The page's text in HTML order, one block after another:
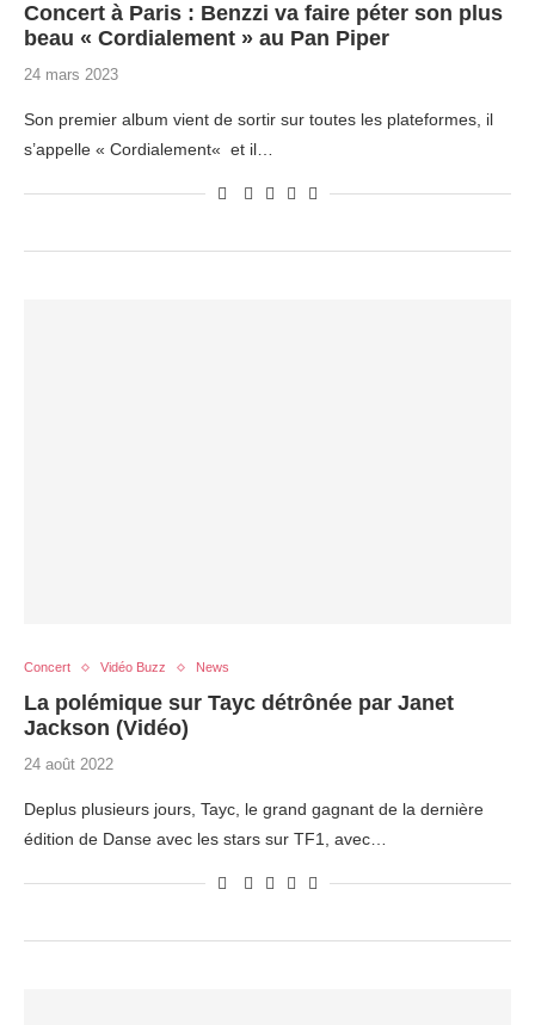
Concert à Paris : Benzzi va faire péter son plus
beau « Cordialement » au Pan Piper
24 mars 2023
Son premier album vient de sortir sur toutes les plateformes, il
s’appelle « Cordialement« et il…
Concert Vidéo Buzz News
La polémique sur Tayc détrônée par Janet
Jackson (Vidéo)
24 août 2022
Deplus plusieurs jours, Tayc, le grand gagnant de la dernière
édition de Danse avec les stars sur TF1, avec…